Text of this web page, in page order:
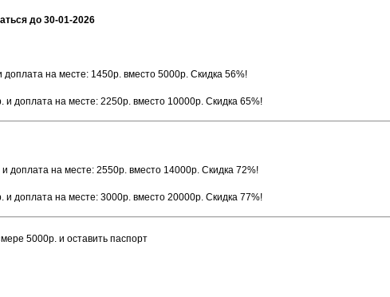
до 30-01-2026
доплата на месте: 1450р. вместо 5000р. Скидка 56%!
и доплата на месте: 2250р. вместо 10000р. Скидка 65%!
доплата на месте: 2550р. вместо 14000р. Скидка 72%!
и доплата на месте: 3000р. вместо 20000р. Скидка 77%!
5000р. и оставить паспорт